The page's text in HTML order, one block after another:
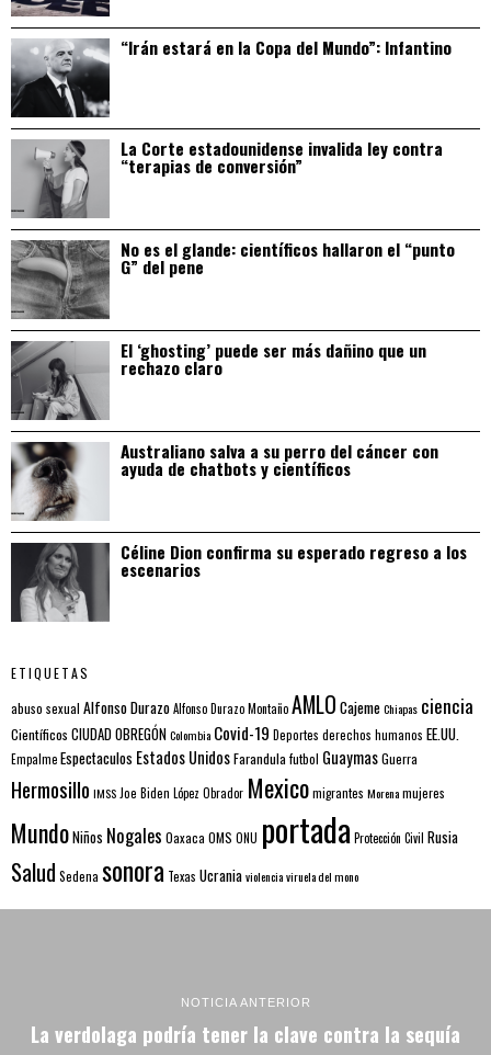
“Irán estará en la Copa del Mundo”: Infantino
La Corte estadounidense invalida ley contra
“terapias de conversión”
No es el glande: científicos hallaron el “punto
G” del pene
El ‘ghosting’ puede ser más dañino que un
rechazo claro
Australiano salva a su perro del cáncer con
ayuda de chatbots y científicos
Céline Dion confirma su esperado regreso a los
escenarios
ETIQUETAS
abuso sexual Alfonso DurazoAlfonso Durazo MontañoAMLO CajemeChiapas ciencia
Científicos CIUDAD OBREGÓNColombia Covid-19 Deportes derechos humanos EE.UU.
EmpalmeEspectaculos Estados UnidosFarandulafutbol GuaymasGuerra
Hermosillo IMSS Joe Biden López Obrador Mexicomigrantes Morenamujeres
MundoNiños Nogales Oaxaca OMS ONU portada Protección Civil Rusia
Salud Sedena sonora Texas Ucraniaviolenciaviruela del mono
NOTICIA ANTERIOR
La verdolaga podría tener la clave contra la sequía